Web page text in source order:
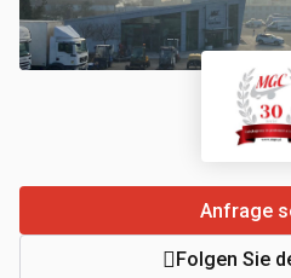
Anfrage
Folgen Sie